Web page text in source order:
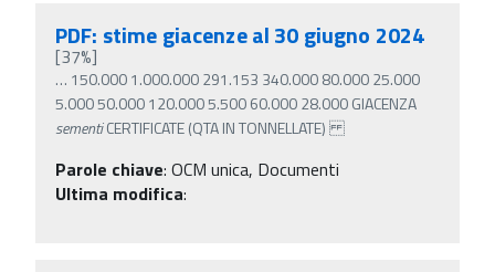
PDF: stime giacenze al 30 giugno 2024
[37%]
… 150.000 1.000.000 291.153 340.000 80.000 25.000
5.000 50.000 120.000 5.500 60.000 28.000 GIACENZA
sementiCERTIFICATE (QTA IN TONNELLATE)
Parole chiave: OCM unica, Documenti
Ultima modifica: